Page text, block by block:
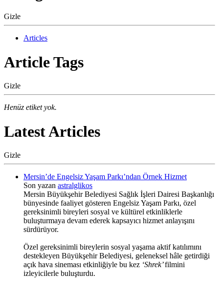
Gizle
Articles
Article Tags
Gizle
Henüz etiket yok.
Latest Articles
Gizle
Mersin’de Engelsiz Yaşam Parkı’ndan Örnek Hizmet
Son yazan astralglikos
Mersin Büyükşehir Belediyesi Sağlık İşleri Dairesi Başkanlığı
bünyesinde faaliyet gösteren Engelsiz Yaşam Parkı, özel
gereksinimli bireyleri sosyal ve kültürel etkinliklerle
buluşturmaya devam ederek kapsayıcı hizmet anlayışını
sürdürüyor.
Özel gereksinimli bireylerin sosyal yaşama aktif katılımını
destekleyen Büyükşehir Belediyesi, geleneksel hâle getirdiği
açık hava sineması etkinliğiyle bu kez ‘Shrek’filmini
izleyicilerle buluşturdu.